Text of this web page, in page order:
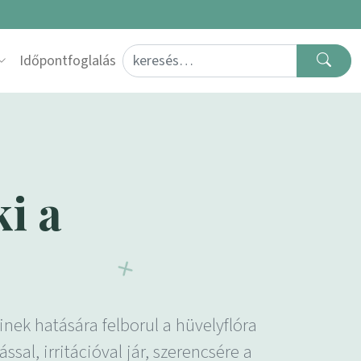
Időpontfoglalás Search for:
a
hatására felborul a hüvelyflóra
irritációval jár, szerencsére a